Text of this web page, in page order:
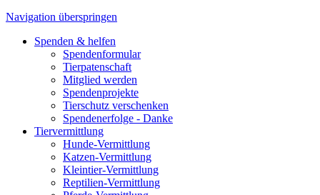
Navigation überspringen
Spenden & helfen
Spendenformular
Tierpatenschaft
Mitglied werden
Spendenprojekte
Tierschutz verschenken
Spendenerfolge - Danke
Tiervermittlung
Hunde-Vermittlung
Katzen-Vermittlung
Kleintier-Vermittlung
Reptilien-Vermittlung